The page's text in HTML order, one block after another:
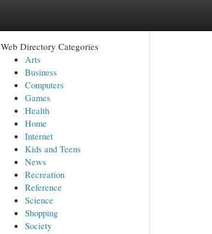
Web Directory Categories
Arts
Business
Computers
Games
Health
Home
Internet
Kids and Teens
News
Recreation
Reference
Science
Shopping
Society